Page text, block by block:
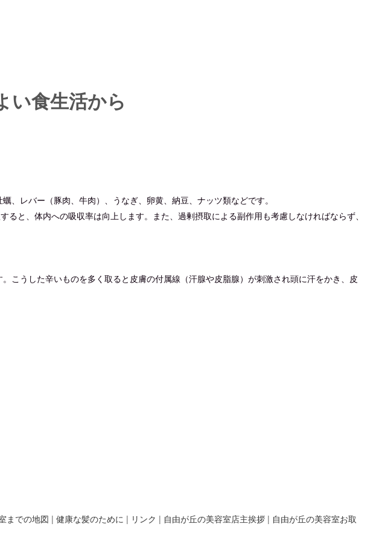
い食生活から
、レバー（豚肉、牛肉）、うなぎ、卵黄、納豆、ナッツ類などです。
ると、体内への吸収率は向上します。 また、過剰摂取による副作用も考慮しなければならず、
こうした辛いものを多く取ると 皮膚の付属線（汗腺や皮脂腺）が刺激され頭に汗をかき、皮
までの地図 | 健康な髪のために | リンク | 自由が丘の美容室店主挨拶 | 自由が丘の美容室お取